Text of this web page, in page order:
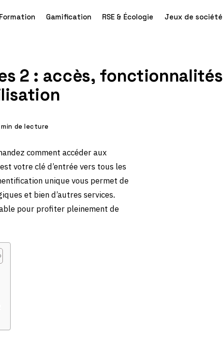
Formation Gamification RSE & Écologie Jeux de société
2 : accès, fonctionnalités
min de lecture
comment accéder aux
est votre clé d’entrée vers tous les
unique vous permet de
et bien d’autres services.
pour profiter pleinement de